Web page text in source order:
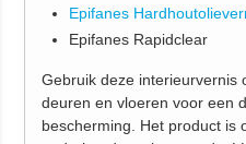
Epifanes
Epifanes Rapidclear
Gebruik deze interieurvernis
deuren en vloeren voor een
bescherming. Het product is